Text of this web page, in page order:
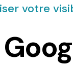
votre